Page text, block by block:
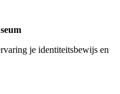
je identiteitsbewijs en